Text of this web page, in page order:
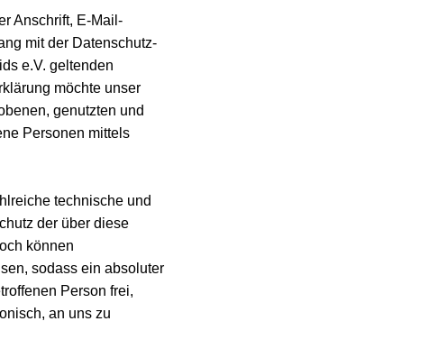
Anschrift, E-Mail-
mit der Datenschutz-
e.V. geltenden
möchte unser
genutzten und
Personen mittels
technische und
der über diese
können
sodass ein absoluter
Person frei,
an uns zu